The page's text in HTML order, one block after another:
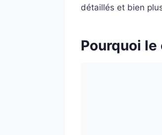
détaillés et bien
Pourquoi le